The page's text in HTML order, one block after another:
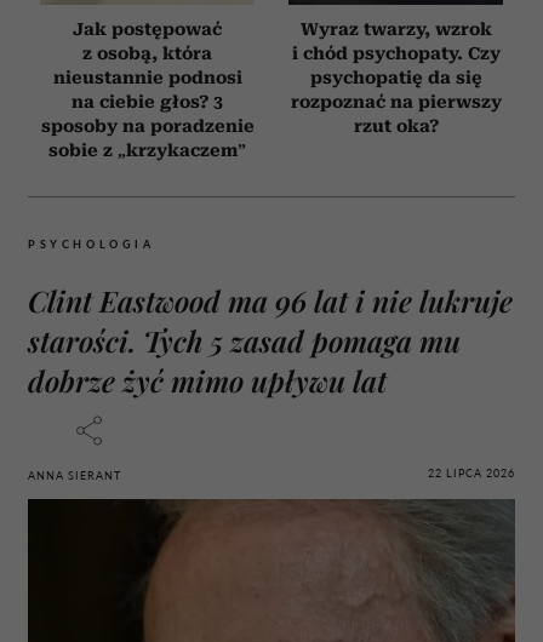
Jak postępować
z osobą, która
nieustannie podnosi
na ciebie głos? 3
sposoby na poradzenie
sobie z „krzykaczem”
Wyraz twarzy, wzrok
i chód psychopaty. Czy
psychopatię da się
rozpoznać na pierwszy
rzut oka?
PSYCHOLOGIA
Clint Eastwood ma 96 lat i nie lukruje
starości. Tych 5 zasad pomaga mu
dobrze żyć mimo upływu lat
ANNA SIERANT 22 LIPCA 2026